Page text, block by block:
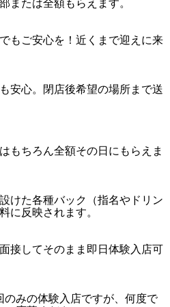
または全額もらえます。
もご安心を！近くまで迎えに来
安心。閉店後希望の場所まで送
もちろん全額その日にもらえま
けた各種バック（指名やドリン
に反映されます。
接してそのまま即日体験入店可
のみの体験入店ですが、何度で